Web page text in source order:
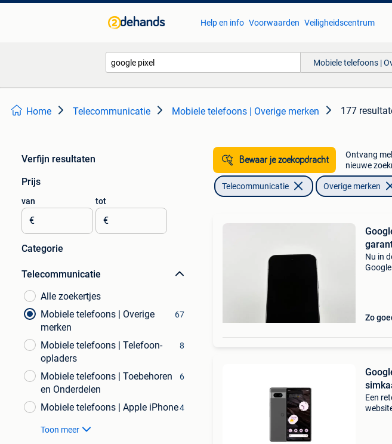
Help en info Voorwaarden Veiligheidscentrum
Mobiele telefoons |
Home Telecommunicatie Mobiele telefoons | Overige merken 177
Verfijn resultaten
Prijs
van
€
tot
€
Categorie
Telecommunicatie
Alle zoekertjes
Mobiele telefoons | Overige
merken
67
Mobiele telefoons | Telefoon-
opladers
8
Mobiele telefoons | Toebehoren
en Onderdelen
6
Mobiele telefoons | Apple iPhone4
Toon meer
Bewaar je zoekopdracht
Ontvang
nieuwe
Telecommunicatie Overige merken
Nu in
Zo
Een